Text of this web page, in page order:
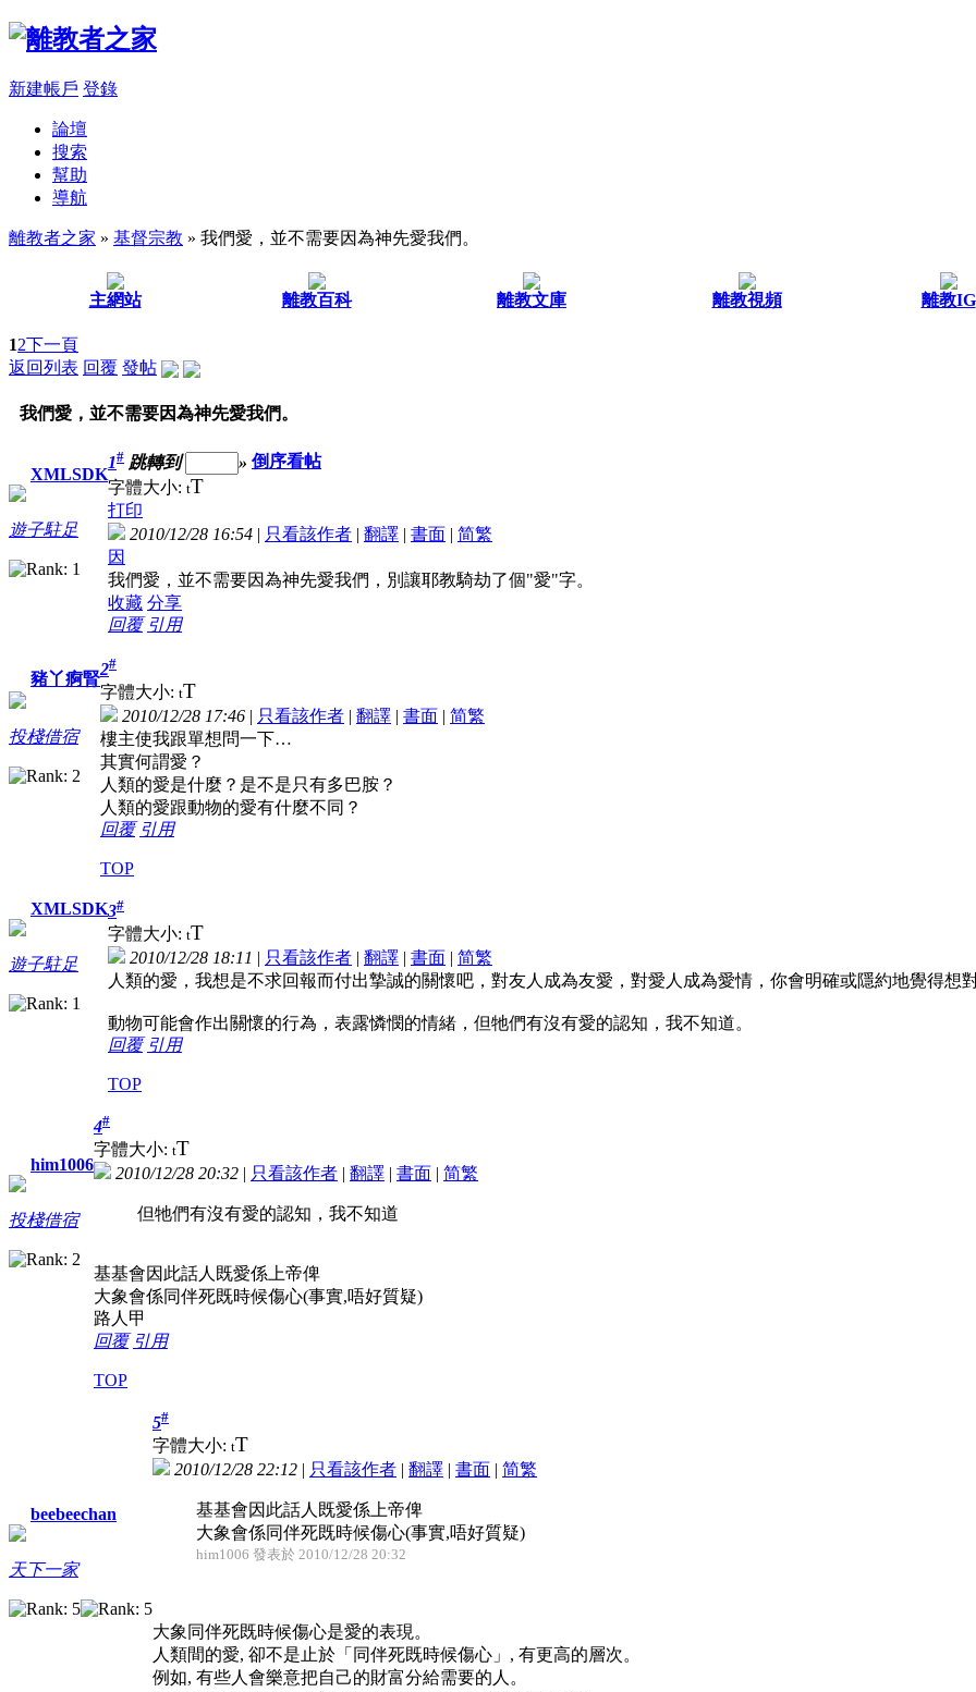
新建帳戶 登錄
論壇
搜索
幫助
導航
離教者之家 » 基督宗教 » 我們愛，並不需要因為神先愛我們。
主網站 離教百科 離教文庫 離教視頻 離教IG
12下一頁
返回列表 回覆 發帖
我們愛，並不需要因為神先愛我們。
XMLSDK
遊子駐足
1# 跳轉到 » 倒序看帖
字體大小: tT
打印
2010/12/28 16:54 | 只看該作者 | 翻譯 | 書面 | 简繁
因
我們愛，並不需要因為神先愛我們，別讓耶教騎劫了個"愛"字。
收藏 分享
回覆 引用
豬丫痾腎
投棧借宿
2#
字體大小: tT
2010/12/28 17:46 | 只看該作者 | 翻譯 | 書面 | 简繁
樓主使我跟單想問一下…
其實何謂愛？
人類的愛是什麼？是不是只有多巴胺？
人類的愛跟動物的愛有什麼不同？
回覆 引用
TOP
XMLSDK
遊子駐足
3#
字體大小: tT
2010/12/28 18:11 | 只看該作者 | 翻譯 | 書面 | 简繁
人類的愛，我想是不求回報而付出摯誠的關懷吧，對友人成為友愛，對愛人成為愛情，你會明確或隱約地覺得想
動物可能會作出關懷的行為，表露憐憫的情緒，但牠們有沒有愛的認知，我不知道。
回覆 引用
TOP
him1006
投棧借宿
4#
字體大小: tT
2010/12/28 20:32 | 只看該作者 | 翻譯 | 書面 | 简繁
但牠們有沒有愛的認知，我不知道
基基會因此話人既愛係上帝俾
大象會係同伴死既時候傷心(事實,唔好質疑)
路人甲
回覆 引用
TOP
beebeechan
天下一家
5#
字體大小: tT
2010/12/28 22:12 | 只看該作者 | 翻譯 | 書面 | 简繁
基基會因此話人既愛係上帝俾
大象會係同伴死既時候傷心(事實,唔好質疑)
him1006 發表於 2010/12/28 20:32
大象同伴死既時候傷心是愛的表現。
人類間的愛, 卻不是止於「同伴死既時候傷心」, 有更高的層次。
例如, 有些人會樂意把自己的財富分給需要的人。